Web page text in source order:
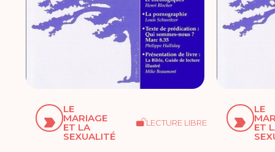
LE
MARIAGE
ET LA
SEXUALITÉ
LECTURE LIBRE
LE
ET